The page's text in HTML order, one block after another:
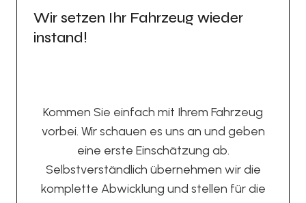
Wir setzen Ihr Fahrzeug wieder
instand!
Kommen Sie einfach mit Ihrem Fahrzeug
vorbei. Wir schauen es uns an und geben
eine erste Einschätzung ab.
Selbstverständlich übernehmen wir die
komplette Abwicklung und stellen für die